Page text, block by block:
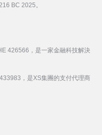
BC 2025。
426566，是一家金融科技解決
，是XS集團的支付代理商